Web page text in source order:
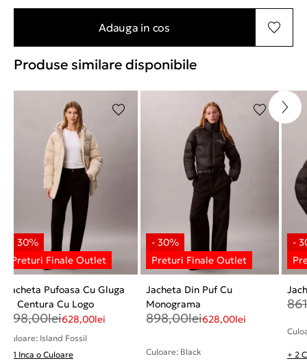
Adauga in cos
Produse similare disponibile
Jacheta Pufoasa Cu Gluga
Si Centura Cu Logo
898,00lei628,00lei
Culoare: Island Fossil
+ 1 Inca o Culoare
Jacheta Din Puf Cu
Monograma
898,00lei628,00lei
Culoare: Black + 2